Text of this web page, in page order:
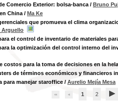
Comercio Exterior: bolsa-banca / Bruno
China / Ma Ke
que promueva el clima
Arguello
el control de inventario de materiales
la optimización del control interno del
costos para la toma de decisiones en la
de términos económicos y financieros
para manejar staroffice / Aurelio Mejía Mesa
1 2